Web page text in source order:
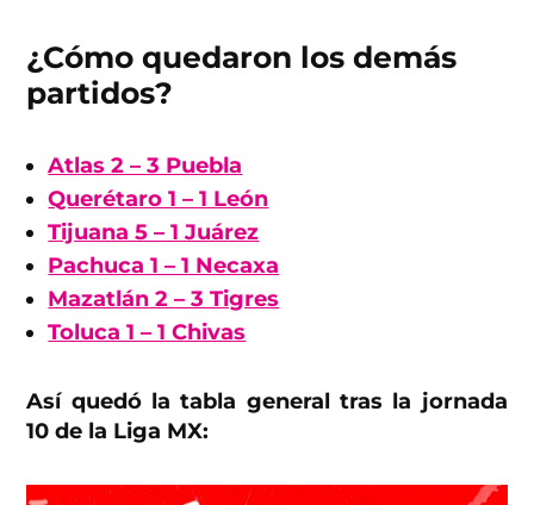
¿Cómo quedaron los demás
partidos?
Atlas 2 – 3 Puebla
Querétaro 1 – 1 León
Tijuana 5 – 1 Juárez
Pachuca 1 – 1 Necaxa
Mazatlán 2 – 3 Tigres
Toluca 1 – 1 Chivas
Así quedó la tabla general tras la jornada
10 de la Liga MX: